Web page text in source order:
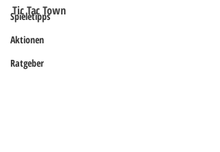
Spieletipps
Aktionen
Ratgeber
Tic Tac Town